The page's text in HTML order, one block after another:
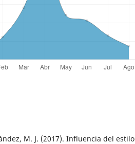
M. J. (2017). Influencia del estilo